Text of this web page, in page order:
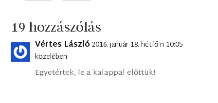
19 hozzászólás
Vértes László 2016. január 18. hétfő-n 10:05
közelében
Egyetértek, le a kalappal előttük!